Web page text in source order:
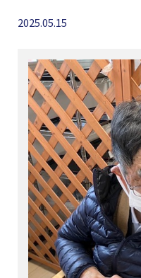
2025.05.15